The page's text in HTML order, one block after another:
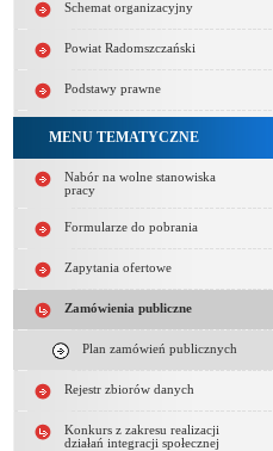
Schemat organizacyjny
Powiat Radomszczański
Podstawy prawne
MENU TEMATYCZNE
Nabór na wolne stanowiska
pracy
Formularze do pobrania
Zapytania ofertowe
Zamówienia publiczne
Plan zamówień publicznych
Rejestr zbiorów danych
Konkurs z zakresu realizacji
działań integracji społecznej